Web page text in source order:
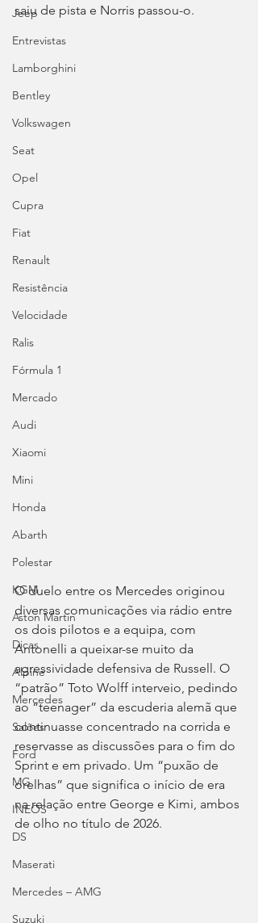
Jeep
Entrevistas
Lamborghini
Bentley
Volkswagen
Seat
Opel
Cupra
Fiat
Renault
Resistência
Velocidade
Ralis
Fórmula 1
Mercado
Audi
Xiaomi
Mini
Honda
Abarth
Polestar
KGM
Aston Martin
Dicas
Alpine
Mercedes
Salões
Ford
MG
INEOS
DS
Maserati
Mercedes – AMG
Suzuki
saiu de pista e Norris passou-o.
O duelo entre os Mercedes originou
diversas comunicações via rádio entre
os dois pilotos e a equipa, com
Antonelli a queixar-se muito da
agressividade defensiva de Russell. O
“patrão” Toto Wolff interveio, pedindo
ao “teenager” da escuderia alemã que
continuasse concentrado na corrida e
reservasse as discussões para o fim do
Sprint e em privado. Um “puxão de
orelhas” que significa o início de era
na relação entre George e Kimi, ambos
de olho no título de 2026.